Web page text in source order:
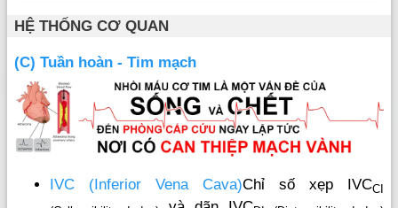
HỆ THỐNG CƠ QUAN
(C) Tuần hoàn - Tim mạch
IVC (Inferior Vena Cava)Chỉ số xẹp IVCCI